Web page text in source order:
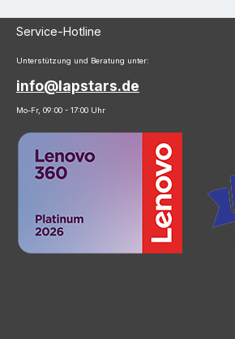
Service-Hotline
Unterstützung und Beratung unter:
info@lapstars.de
Mo-Fr, 09:00 - 17:00 Uhr